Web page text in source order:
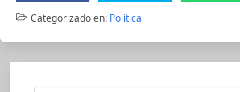
Categorizado en: Política